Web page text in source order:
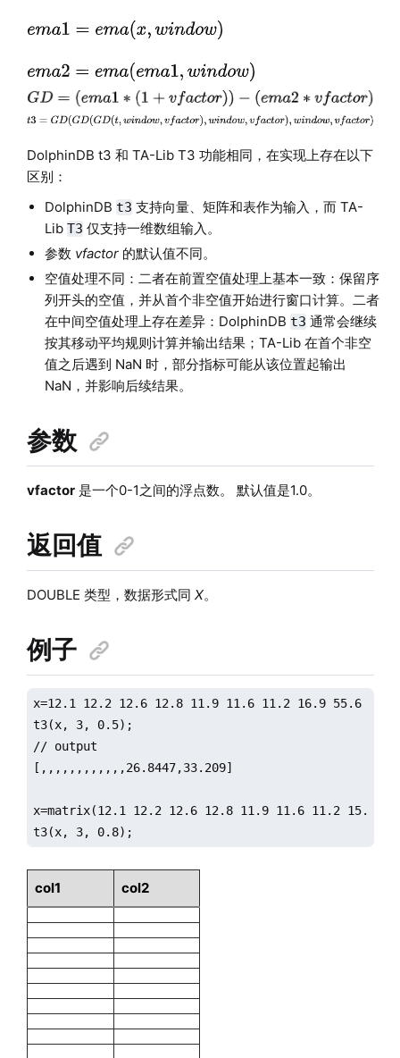
DolphinDB t3 和 TA-Lib T3 功能相同，在实现上存在以下
区别：
DolphinDB t3 支持向量、矩阵和表作为输入，而 TA-
Lib T3 仅支持一维数组输入。
参数 vfactor的默认值不同。
空值处理不同：二者在前置空值处理上基本一致：保留序
列开头的空值，并从首个非空值开始进行窗口计算。二者
在中间空值处理上存在差异：DolphinDB t3 通常会继续
按其移动平均规则计算并输出结果；TA-Lib 在首个非空
值之后遇到 NaN 时，部分指标可能从该位置起输出
NaN，并影响后续结果。
参数
vfactor是一个0-1之间的浮点数。 默认值是1.0。
返回值
DOUBLE 类型，数据形式同 X。
例子
x=12.1 12.2 12.6 12.8 11.9 11.6 11.2 16.9 55.6 5.6
t3(x, 3, 0.5);
// output
[,,,,,,,,,,,,26.8447,33.209]
x=matrix(12.1 12.2 12.6 12.8 11.9 11.6 11.2 15.7
t3(x, 3, 0.8);
col1 col2